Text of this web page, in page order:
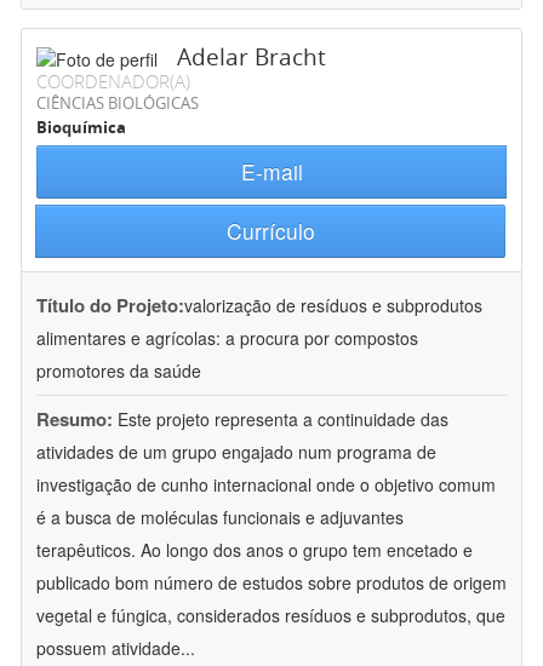
Adelar Bracht
COORDENADOR(A)
CIÊNCIAS BIOLÓGICAS
Bioquímica
E-mail
Currículo
Título do Projeto:valorização de resíduos e subprodutos
alimentares e agrícolas: a procura por compostos
promotores da saúde
Resumo: Este projeto representa a continuidade das
atividades de um grupo engajado num programa de
investigação de cunho internacional onde o objetivo comum
é a busca de moléculas funcionais e adjuvantes
terapêuticos. Ao longo dos anos o grupo tem encetado e
publicado bom número de estudos sobre produtos de origem
vegetal e fúngica, considerados resíduos e subprodutos, que
possuem atividade...